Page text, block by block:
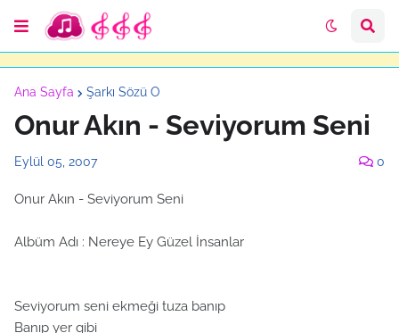
Ana Sayfa Şarkı Sözü O
Onur Akın - Seviyorum Seni
Eylül 05, 2007 0
Onur Akın - Seviyorum Seni
Albüm Adı : Nereye Ey Güzel İnsanlar
Seviyorum seni ekmeği tuza banıp
Banıp yer gibi